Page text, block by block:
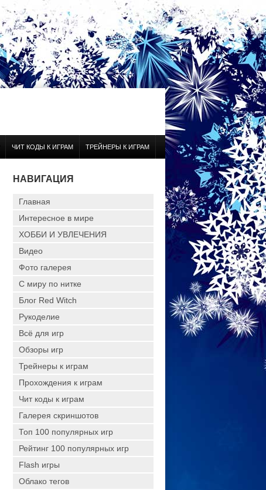
ЧИТ КОДЫ К ИГРАМ ТРЕЙНЕРЫ К ИГРАМ
НАВИГАЦИЯ
Главная
Интересное в мире
ХОББИ И УВЛЕЧЕНИЯ
Видео
Фото галерея
С миру по нитке
Блог Red Witch
Рукоделие
Всё для игр
Обзоры игр
Трейнеры к играм
Прохождения к играм
Чит коды к играм
Галерея скриншотов
Топ 100 популярных игр
Рейтинг 100 популярных игр
Flash игры
Облако тегов